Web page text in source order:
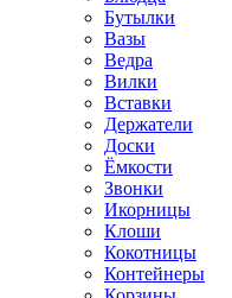
Бутылки
Вазы
Ведра
Вилки
Вставки
Держатели
Доски
Ёмкости
Звонки
Икорницы
Клоши
Кокотницы
Контейнеры